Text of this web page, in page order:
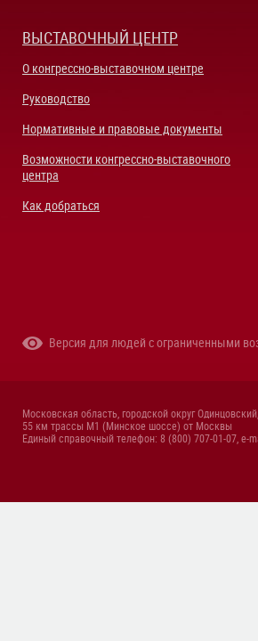
ВЫСТАВОЧНЫЙ ЦЕНТР
О конгрессно-выставочном центре
Руководство
Нормативные и правовые документы
Возможности конгрессно-выставочного
центра
Как добраться
Версия для людей с ограниченными
Московская область, городской округ
55 км трассы М1 (Минское шоссе) от Москвы
Единый справочный телефон: 8 (800) 707-01-07, e-